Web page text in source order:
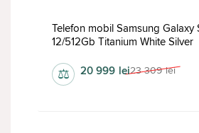
Telefon mobil Samsung Galaxy
12/512Gb Titanium White Silver
23 309 lei
20 999 lei
⚖